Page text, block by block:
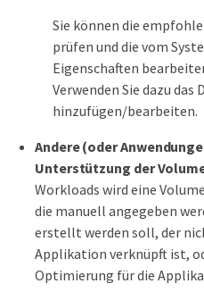
Sie können die
prüfen und die vom
Eigenschaften
Verwenden Sie dazu
hinzufügen/bearbeiten.
Andere (oder
Unterstützung der
Workloads wird eine
die manuell angegeben
erstellt werden soll, der
Applikation verknüpft ist,
Optimierung für die